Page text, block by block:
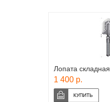
Лопата складная
1 400 р.